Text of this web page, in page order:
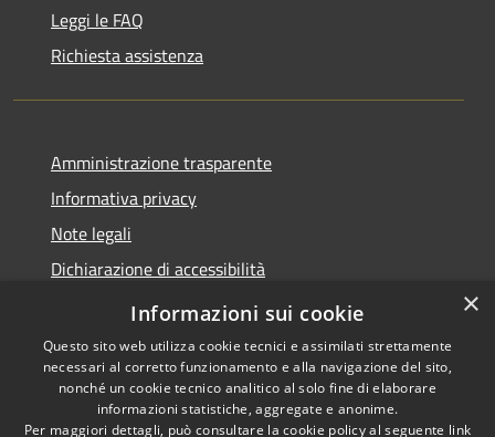
Leggi le FAQ
Richiesta assistenza
Amministrazione trasparente
Informativa privacy
Note legali
Dichiarazione di accessibilità
Moduli Privacy Amministrazione trasparente
Copyright © 2026 • Comune di
×
Informazioni sui cookie
Questo sito web utilizza cookie tecnici e assimilati strettamente
necessari al corretto funzionamento e alla navigazione del sito,
nonché un cookie tecnico analitico al solo fine di elaborare
informazioni statistiche, aggregate e anonime.
Per maggiori dettagli, può consultare la cookie policy al seguente link